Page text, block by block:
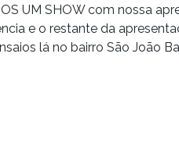
UM SHOW com nossa
e o restante da
lá no bairro São João